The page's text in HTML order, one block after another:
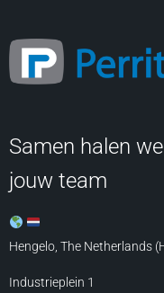
Samen halen
jouw team
Hengelo, The Netherlands
Industrieplein 1